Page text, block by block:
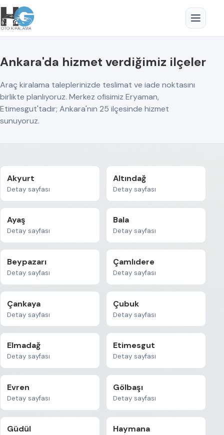
Ankara'da hizmet verdiğimiz ilçeler
Araç kiralama taleplerinizde teslimat ve iade noktasını
birlikte planlıyoruz. Merkez ofisimiz Eryaman,
Etimesgut'tadır; Ankara'nın 25 ilçesinde hizmet
sunuyoruz.
Akyurt
Detay sayfası
Altındağ
Detay sayfası
Ayaş
Detay sayfası
Bala
Detay sayfası
Beypazarı
Detay sayfası
Çamlıdere
Detay sayfası
Çankaya
Detay sayfası
Çubuk
Detay sayfası
Elmadağ
Detay sayfası
Etimesgut
Detay sayfası
Evren
Detay sayfası
Gölbaşı
Detay sayfası
Güdül Haymana